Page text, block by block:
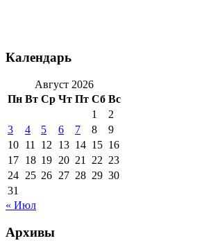
Календарь
Август 2026
Пн Вт Ср Чт Пт Сб Вс
1
2
3
4 5 6 7 8
9
10 11 12 13 14 15 16
17 18 19 20 21 22 23
24 25 26 27 28 29 30
31
« Июл
Архивы